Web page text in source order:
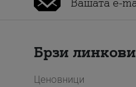
Брзи линкови
Ценовници